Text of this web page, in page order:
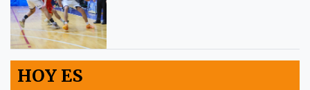
HOY ES